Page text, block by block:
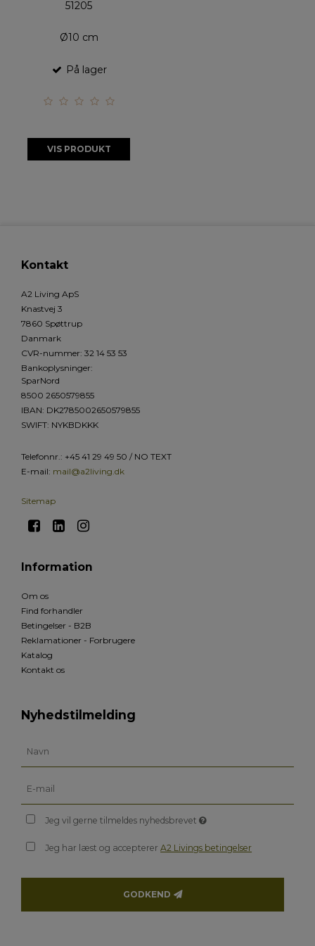
51205
Ø10 cm
På lager
VIS PRODUKT
Kontakt
A2 Living ApS
Knastvej 3
7860 Spøttrup
Danmark
CVR-nummer: 32 14 53 53
Bankoplysninger:
SparNord
8500 2650579855
IBAN: DK2785002650579855
SWIFT: NYKBDKKK
Telefonnr.: +45 41 29 49 50 / NO TEXT
E-mail: mail@a2living.dk
Sitemap
Information
Om os
Find forhandler
Betingelser - B2B
Reklamationer - Forbrugere
Katalog
Kontakt os
Nyhedstilmelding
Jeg vil gerne tilmeldes nyhedsbrevet
Jeg har læst og acceptererA2 Livings betingelser
GODKEND